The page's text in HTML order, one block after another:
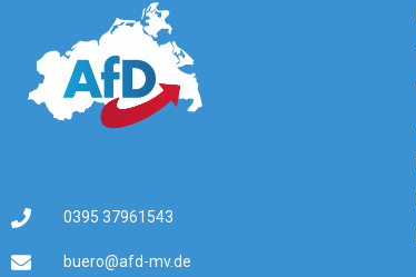
0395 37961543
buero@afd-mv.de